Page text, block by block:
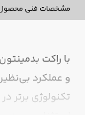
مشخصات فنی
و عملکرد
تکنولوژی برتر